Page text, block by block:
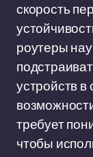
скорость
роутеры
устройств в
требует
чтобы